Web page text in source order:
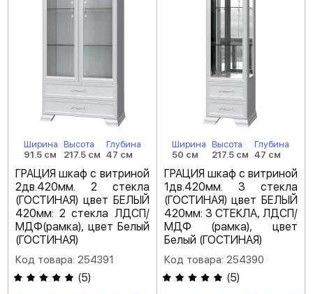
Ширина
91.5 см
Высота
217.5 см
Глубина
47 см
ГРАЦИЯ шкаф с витриной
2дв.420мм. 2 стекла
(ГОСТИНАЯ) цвет БЕЛЫЙ
420мм: 2 стекла ЛДСП/
МДФ(рамка), цвет Белый
(ГОСТИНАЯ)
Код товара: 254391
(5)
Ширина
50 см
Высота
217.5 см
Глубина
47 см
ГРАЦИЯ шкаф с витриной
1дв.420мм. 3 стекла
(ГОСТИНАЯ) цвет БЕЛЫЙ
420мм: 3 СТЕКЛА, ЛДСП/
МДФ (рамка), цвет
Белый (ГОСТИНАЯ)
Код товара: 254390
(5)